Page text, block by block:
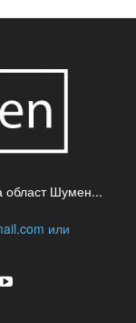
област Шумен...
или